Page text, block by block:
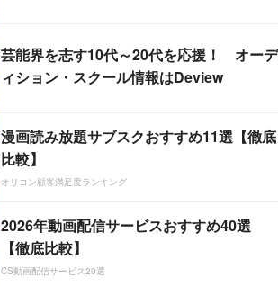
芸能界を志す10代～20代を応援！ オーデ
ィション・スクール情報はDeview
漫画読み放題サブスクおすすめ11選【徹底
比較】
オリコン顧客満足度ランキング
2026年動画配信サービスおすすめ40選
【徹底比較】
CS動画配信サービス20選